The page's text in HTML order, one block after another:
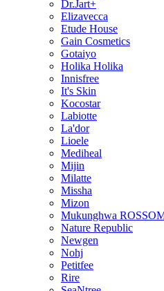
Dr.Jart+
Elizavecca
Etude House
Gain Cosmetics
Gotaiyo
Holika Holika
Innisfree
It's Skin
Kocostar
Labiotte
La'dor
Lioele
Mediheal
Mijin
Milatte
Missha
Mizon
Mukunghwa
Nature Republic
Newgen
Nohj
Petitfee
Rire